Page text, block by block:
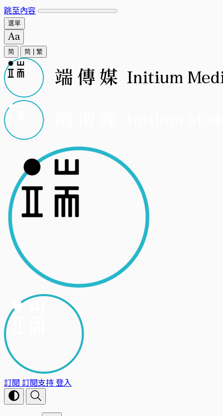
跳至內容
選單
简 简 繁
訂閱 訂閱支持登入